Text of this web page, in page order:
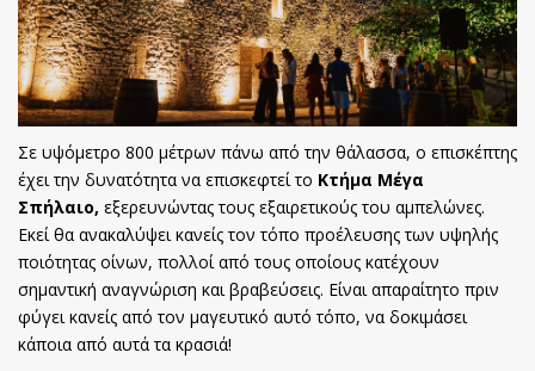
Σε υψόμετρο 800 μέτρων πάνω από την θάλασσα, ο επισκέπτης
έχει την δυνατότητα να επισκεφτεί το Κτήμα Μέγα
Σπήλαιο, εξερευνώντας τους εξαιρετικούς του αμπελώνες.
Εκεί θα ανακαλύψει κανείς τον τόπο προέλευσης των υψηλής
ποιότητας οίνων, πολλοί από τους οποίους κατέχουν
σημαντική αναγνώριση και βραβεύσεις. Είναι απαραίτητο πριν
φύγει κανείς από τον μαγευτικό αυτό τόπο, να δοκιμάσει
κάποια από αυτά τα κρασιά!